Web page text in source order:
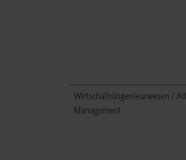
Wirtschaftsingenieurwesen /
Management